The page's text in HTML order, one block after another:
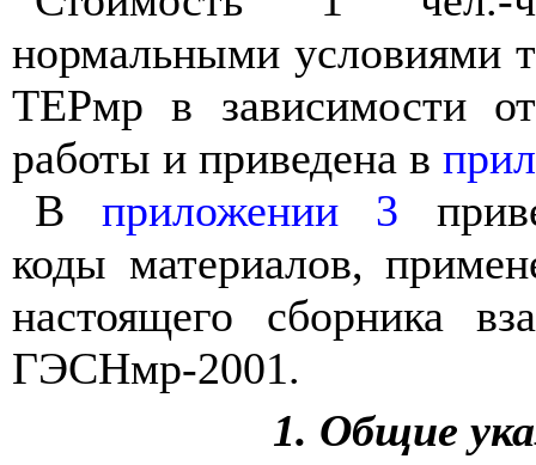
нормальными условиями
ТЕРмр в зависимости от
работы и приведена в
Вприложении 3
коды материалов,
настоящего сборника
ГЭСНмр-2001.
1. Общие